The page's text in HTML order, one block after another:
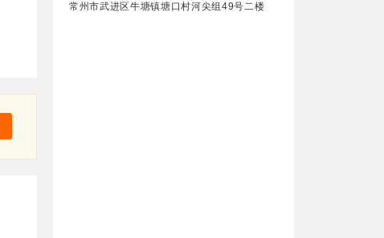
常州市武进区牛塘镇塘口村河尖组49号二楼